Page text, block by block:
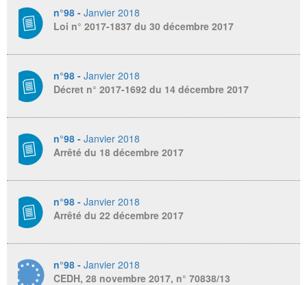
n°98 - Janvier 2018
Loi n° 2017-1837 du 30 décembre 2017
n°98 - Janvier 2018
Décret n° 2017-1692 du 14 décembre 2017
n°98 - Janvier 2018
Arrêté du 18 décembre 2017
n°98 - Janvier 2018
Arrêté du 22 décembre 2017
n°98 - Janvier 2018
CEDH, 28 novembre 2017, n° 70838/13